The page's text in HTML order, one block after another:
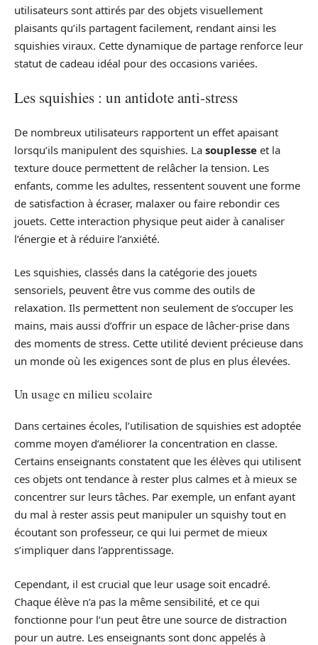
utilisateurs sont attirés par des objets visuellement
plaisants qu’ils partagent facilement, rendant ainsi les
squishies viraux. Cette dynamique de partage renforce leur
statut de cadeau idéal pour des occasions variées.
Les squishies : un antidote anti-stress
De nombreux utilisateurs rapportent un effet apaisant
lorsqu’ils manipulent des squishies. La souplesse et la
texture douce permettent de relâcher la tension. Les
enfants, comme les adultes, ressentent souvent une forme
de satisfaction à écraser, malaxer ou faire rebondir ces
jouets. Cette interaction physique peut aider à canaliser
l’énergie et à réduire l’anxiété.
Les squishies, classés dans la catégorie des jouets
sensoriels, peuvent être vus comme des outils de
relaxation. Ils permettent non seulement de s’occuper les
mains, mais aussi d’offrir un espace de lâcher-prise dans
des moments de stress. Cette utilité devient précieuse dans
un monde où les exigences sont de plus en plus élevées.
Un usage en milieu scolaire
Dans certaines écoles, l’utilisation de squishies est adoptée
comme moyen d’améliorer la concentration en classe.
Certains enseignants constatent que les élèves qui utilisent
ces objets ont tendance à rester plus calmes et à mieux se
concentrer sur leurs tâches. Par exemple, un enfant ayant
du mal à rester assis peut manipuler un squishy tout en
écoutant son professeur, ce qui lui permet de mieux
s’impliquer dans l’apprentissage.
Cependant, il est crucial que leur usage soit encadré.
Chaque élève n’a pas la même sensibilité, et ce qui
fonctionne pour l’un peut être une source de distraction
pour un autre. Les enseignants sont donc appelés à